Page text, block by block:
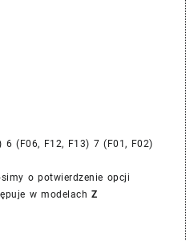
6 (F06, F12, F13) 7 (F01, F02)
o potwierdzenie opcji
w modelachZ